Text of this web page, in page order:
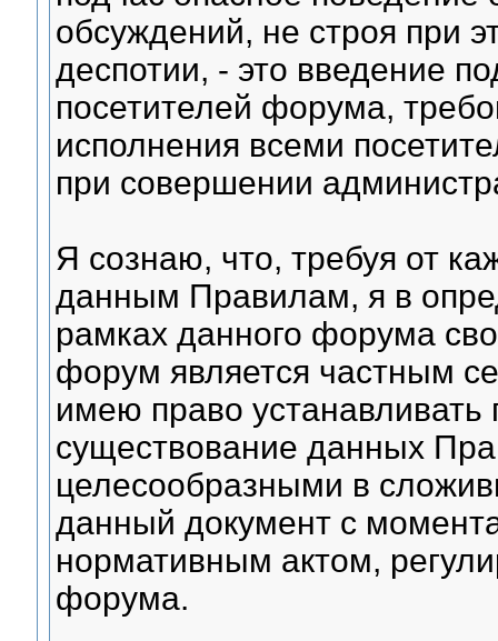
обсуждений, не строя при
деспотии, - это введение
посетителей форума,
исполнения всеми
при совершении
Я сознаю, что, требуя от
данным Правилам, я в
рамках данного форума
форум является частным
имею право
существование данных
целесообразными в
данный документ с
нормативным актом,
форума.